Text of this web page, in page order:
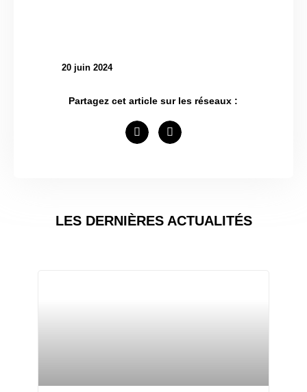
20 juin 2024
Partagez cet article sur les réseaux :
LES DERNIÈRES ACTUALITÉS